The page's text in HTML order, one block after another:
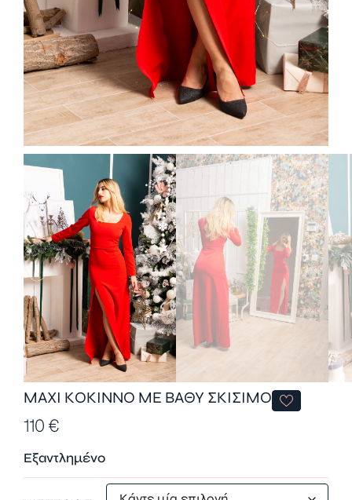
MAXI ΚΟΚΙΝΝΟ ΜΕ ΒΑΘΥ ΣΚΙΣΙΜΟ
110€
Εξαντλημένο